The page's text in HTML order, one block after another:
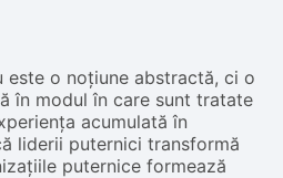
este o noțiune abstractă, ci o
în modul în care sunt tratate
acumulată în
liderii puternici transformă
puternice formează